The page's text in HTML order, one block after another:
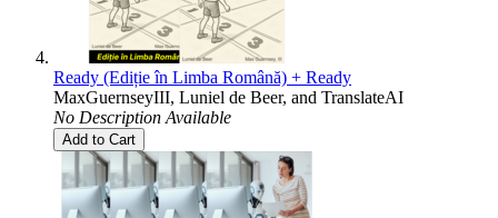
Ready (Ediție în Limba Română) + Ready
MaxGuernseyIII, Luniel de Beer, and TranslateAI
No Description Available
Add to Cart